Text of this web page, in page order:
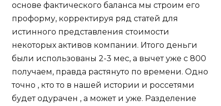
основе фактического баланса мы строим его
проформу, корректируя ряд статей для
истинного представления стоимости
некоторых активов компании. Итого деньги
были использованы 2-3 мес, а вычет уже с 800
получаем, правда растянуто по времени. Одно
точно , кто то в нашей истории и россетями
будет одурачен , а может и уже. Разделение